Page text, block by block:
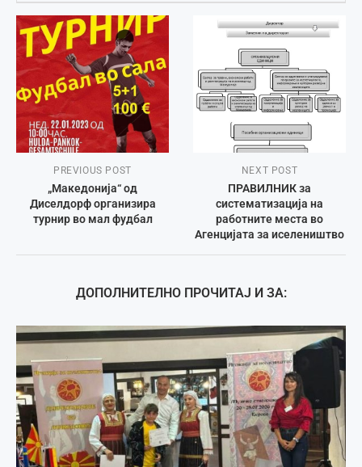
PREVIOUS POST
„Македонија“ од
Диселдорф организира
турнир во мал фудбал
NEXT POST
ПРАВИЛНИК за
систематизација на
работните места во
Агенцијата за иселеништво
ДОПОЛНИТЕЛНО ПРОЧИТАЈ И ЗА: